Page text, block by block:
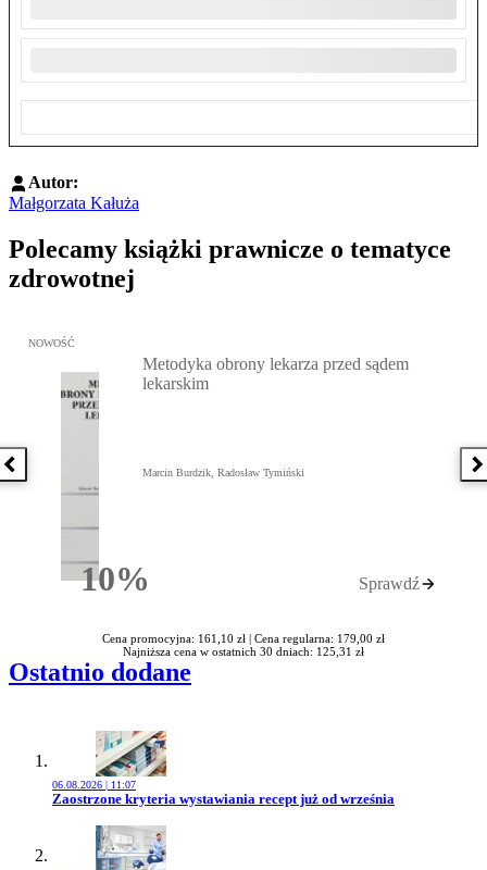
Autor:
Małgorzata Kałuża
Polecamy książki prawnicze o tematyce
zdrowotnej
Poprzednia książka
Przejdź do: Metodyka obrony lekarza przed sądem lekarskim,
NOWOŚĆ
10%Rabatu
Metodyka obrony lekarza przed sądem
lekarskim
Marcin Burdzik, Radosław Tymiński
Sprawdź
Cena promocyjna: 161,10 zł | Cena regularna: 179,00 zł
Najniższa cena w ostatnich 30 dniach: 125,31 zł
Ostatnio dodane
06.08.2026 | 11:07
Przejdź do artykułu:
Zaostrzone kryteria wystawiania recept już od września